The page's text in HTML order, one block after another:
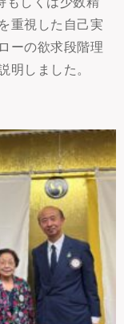
重視した自己実
ーの欲求段階理
明しました。